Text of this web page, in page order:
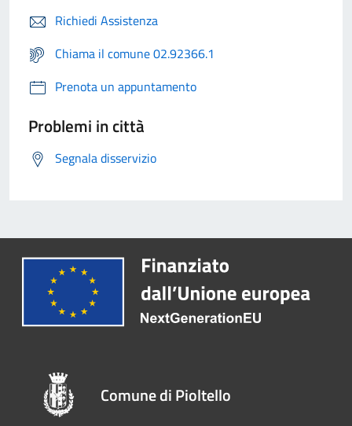
Richiedi Assistenza
Chiama il comune 02.92366.1
Prenota un appuntamento
Problemi in città
Segnala disservizio
Comune di Pioltello